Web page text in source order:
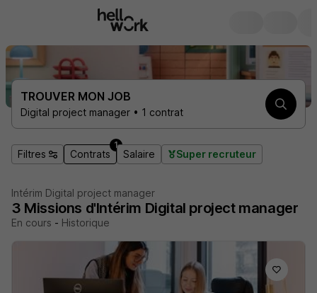
TROUVER MON JOB
Digital project manager • 1 contrat
Filtres Contrats
1
Salaire Super recruteur
Intérim Digital project manager
3 Missions d'Intérim Digital project manager
En cours - Historique